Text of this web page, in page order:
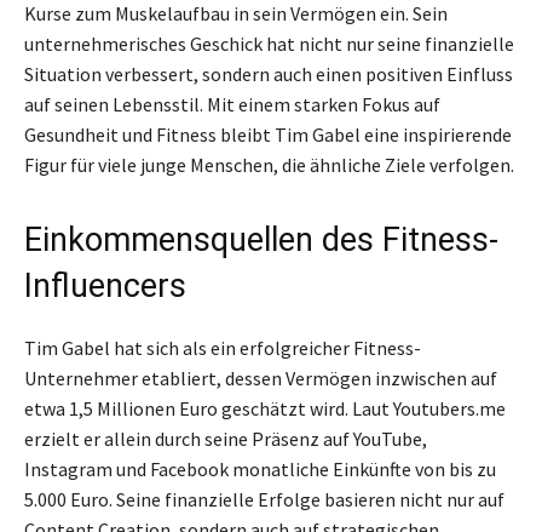
Kurse zum Muskelaufbau in sein Vermögen ein. Sein
unternehmerisches Geschick hat nicht nur seine finanzielle
Situation verbessert, sondern auch einen positiven Einfluss
auf seinen Lebensstil. Mit einem starken Fokus auf
Gesundheit und Fitness bleibt Tim Gabel eine inspirierende
Figur für viele junge Menschen, die ähnliche Ziele verfolgen.
Einkommensquellen des Fitness-
Influencers
Tim Gabel hat sich als ein erfolgreicher Fitness-
Unternehmer etabliert, dessen Vermögen inzwischen auf
etwa 1,5 Millionen Euro geschätzt wird. Laut Youtubers.me
erzielt er allein durch seine Präsenz auf YouTube,
Instagram und Facebook monatliche Einkünfte von bis zu
5.000 Euro. Seine finanzielle Erfolge basieren nicht nur auf